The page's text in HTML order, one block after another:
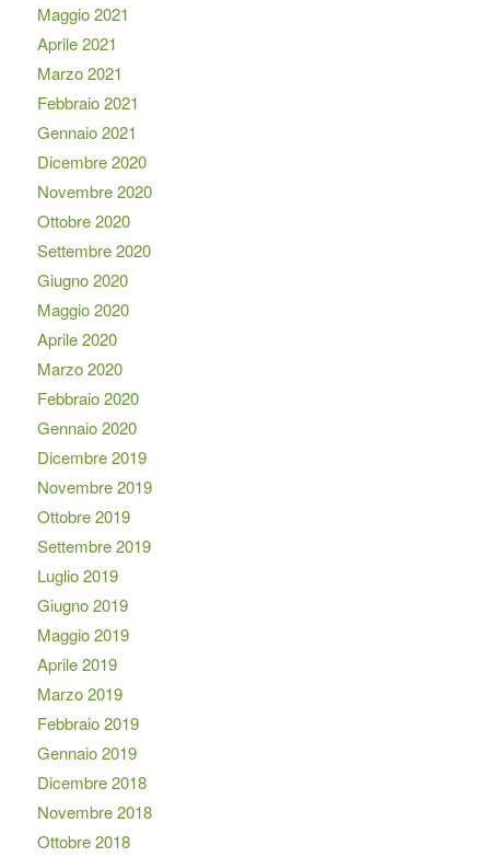
Maggio 2021
Aprile 2021
Marzo 2021
Febbraio 2021
Gennaio 2021
Dicembre 2020
Novembre 2020
Ottobre 2020
Settembre 2020
Giugno 2020
Maggio 2020
Aprile 2020
Marzo 2020
Febbraio 2020
Gennaio 2020
Dicembre 2019
Novembre 2019
Ottobre 2019
Settembre 2019
Luglio 2019
Giugno 2019
Maggio 2019
Aprile 2019
Marzo 2019
Febbraio 2019
Gennaio 2019
Dicembre 2018
Novembre 2018
Ottobre 2018